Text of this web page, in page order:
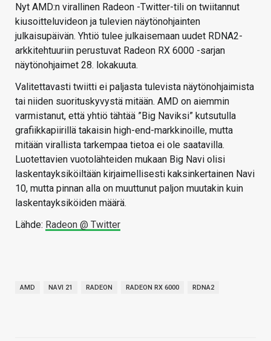
Nyt AMD:n virallinen Radeon -Twitter-tili on twiitannut
kiusoitteluvideon ja tulevien näytönohjainten
julkaisupäivän. Yhtiö tulee julkaisemaan uudet RDNA2-
arkkitehtuuriin perustuvat Radeon RX 6000 -sarjan
näytönohjaimet 28. lokakuuta.
Valitettavasti twiitti ei paljasta tulevista näytönohjaimista
tai niiden suorituskyvystä mitään. AMD on aiemmin
varmistanut, että yhtiö tähtää ”Big Naviksi” kutsutulla
grafiikkapiirillä takaisin high-end-markkinoille, mutta
mitään virallista tarkempaa tietoa ei ole saatavilla.
Luotettavien vuotolähteiden mukaan Big Navi olisi
laskentayksiköiltään kirjaimellisesti kaksinkertainen Navi
10, mutta pinnan alla on muuttunut paljon muutakin kuin
laskentayksiköiden määrä.
Lähde: Radeon @ Twitter
AMD NAVI 21 RADEON RADEON RX 6000 RDNA2